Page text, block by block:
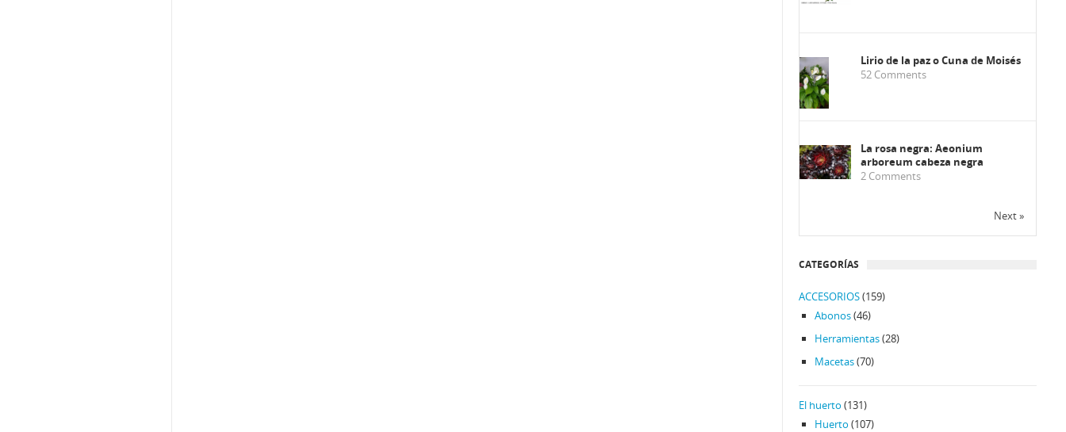
Lirio de la paz o Cuna de Moisés
52 Comments
La rosa negra: Aeonium
arboreum cabeza negra
2 Comments
Next »
CATEGORÍAS
ACCESORIOS(159)
Abonos(46)
Herramientas(28)
Macetas(70)
El huerto (131)
Huerto (107)